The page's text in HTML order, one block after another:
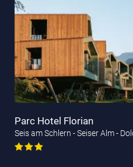
Parc Hotel Florian
Seis am Schlern - Seiser Alm -